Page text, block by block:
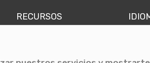
RECURSOS